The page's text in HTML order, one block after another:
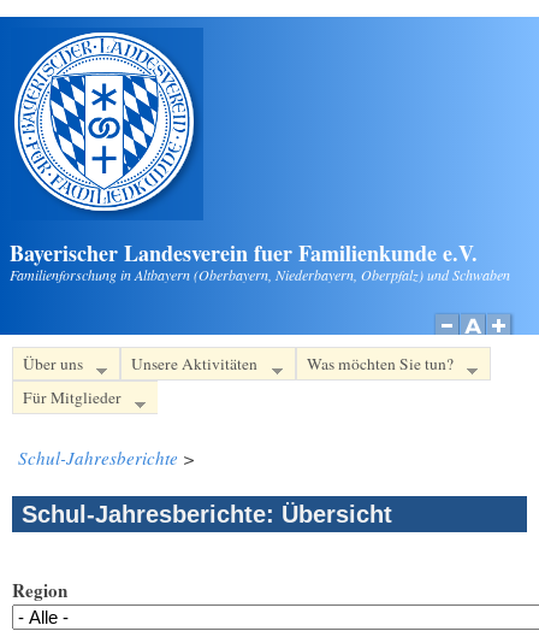
Direkt zum Inhalt
Bayerischer Landesverein fuer Familienkunde e.V.
Familienforschung in Altbayern (Oberbayern, Niederbayern, Oberpfalz) und Schwaben
Über uns Unsere Aktivitäten
Was möchten Sie tun?
Für Mitglieder
Schul-Jahresberichte >
Schul-Jahresberichte: Übersicht
Region